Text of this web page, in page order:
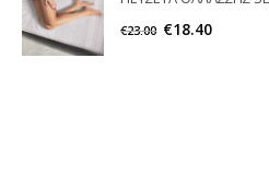
€23.00 €18.40